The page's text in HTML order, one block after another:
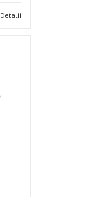
Detalii